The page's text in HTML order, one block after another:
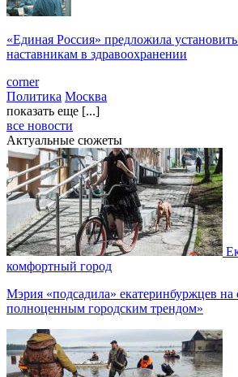
«Единая Россия» предложила
наставникам в здравоохранении
corner
Политика Москва
показать еще [...]
все новости
Актуальные сюжеты
комфортный город
Мэрия «подсадила» екатеринбуржцев на
полноценным городским трендом»